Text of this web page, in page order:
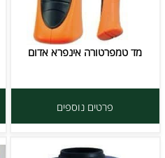
מד טמפרטורה אינפרא אדום
פרטים נוספים